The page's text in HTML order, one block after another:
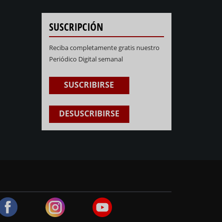
SUSCRIPCIÓN
Reciba completamente gratis nuestro
Periódico Digital semanal
SUSCRIBIRSE
DESUSCRIBIRSE